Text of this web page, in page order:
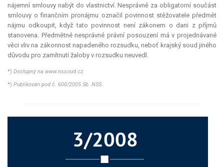
nájemní smlouvy nabýt do vlastnictví. Nesprávně za obligatorní součást
smlouvy o finančním pronájmu označil povinnost stěžovatele předmět
nájmu odkoupit, když tato povinnost není zákonem o dani z příjmů
stanovena. Předmětné nesprávné právní posouzení má v projednávané
věci vliv na zákonnost napadeného rozsudku, neboť krajský soud jiného
důvodu pro zamítnutí žaloby v rozsudku neuvedl.
*) Dostupný na www.nssoud.cz.
*) Publikován pod č. 600/2005 Sb. NSS.